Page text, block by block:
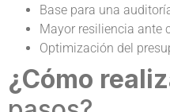
Base para una
Mayor resiliencia ante
Optimización del
¿Cómo